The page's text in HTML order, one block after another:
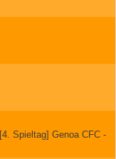
[4. Spieltag] Genoa CFC -